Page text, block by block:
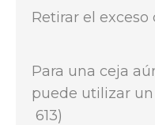
Retirar el
Para una ceja
puede utilizar
613)